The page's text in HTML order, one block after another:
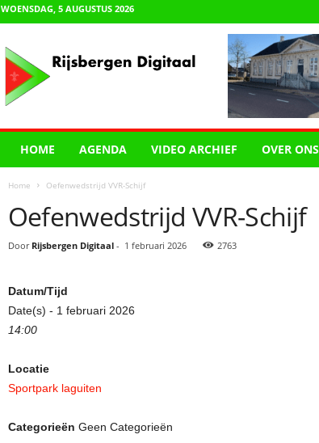
WOENSDAG, 5 AUGUSTUS 2026
HOME AGENDA VIDEO ARCHIEF OVER ONS
Home Oefenwedstrijd VVR-Schijf
Oefenwedstrijd VVR-Schijf
Door Rijsbergen Digitaal- 1 februari 2026 2763
Datum/Tijd
Date(s) - 1 februari 2026
14:00
Locatie
Sportpark laguiten
Categorieën Geen Categorieën